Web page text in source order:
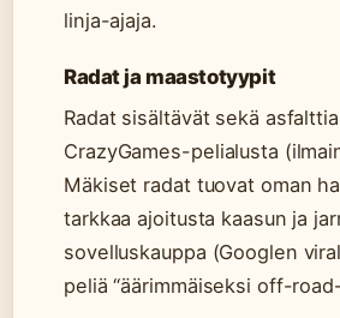
linja-ajaja.
Radat ja maastotyypit
Radat sisältävät sekä
CrazyGames-pelialusta
Mäkiset radat tuovat oman
tarkkaa ajoitusta kaasun ja
sovelluskauppa (Googlen
peliä “äärimmäiseksi off-